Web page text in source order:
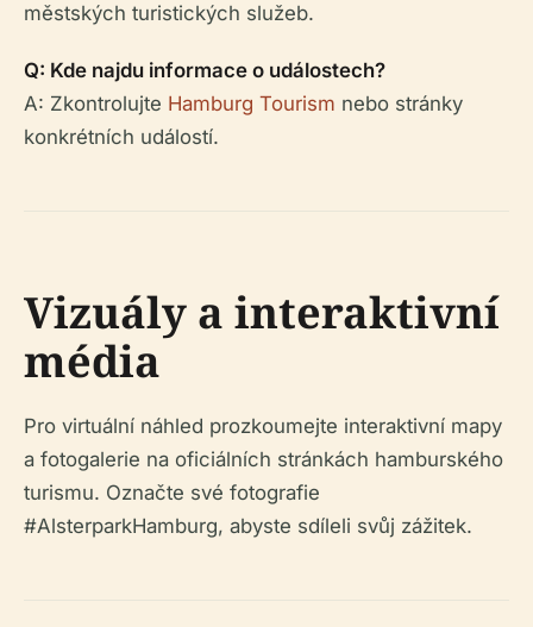
městských turistických služeb.
Q: Kde najdu informace o událostech?
A: Zkontrolujte Hamburg Tourism nebo stránky
konkrétních událostí.
Vizuály a interaktivní
média
Pro virtuální náhled prozkoumejte interaktivní mapy
a fotogalerie na oficiálních stránkách hamburského
turismu. Označte své fotografie
#AlsterparkHamburg, abyste sdíleli svůj zážitek.